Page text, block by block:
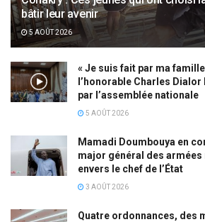
bâtir leur avenir
5 AOÛT 2026
« Je suis fait par ma
l’honorable Charles Dialor
par l’assemblée nationale
5 AOÛT 2026
Mamadi Doumbouya en
major général des
envers le chef de l’État
3 AOÛT 2026
Quatre ordonnances, des